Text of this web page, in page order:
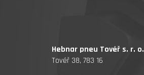
Hebnar pneu Tovéř s. r. o.
Tovéř 38, 783 16